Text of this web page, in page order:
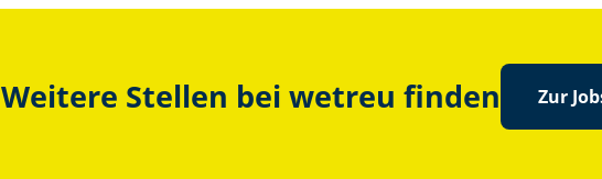
Weitere Stellen bei wetreu finden Zur